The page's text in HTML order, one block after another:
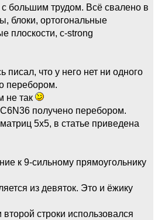
большим трудом. Всё свалено в
блоки, ортогональные
плоскости, с-strong
писал, что у него нет ни одного
перебором.
не так
получено перебором.
5х5, в статье приведена
к 9-сильному прямоугольнику
из девяток. Это и ёжику
строки использовался